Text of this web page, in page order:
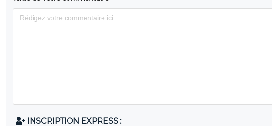
INSCRIPTION EXPRESS :